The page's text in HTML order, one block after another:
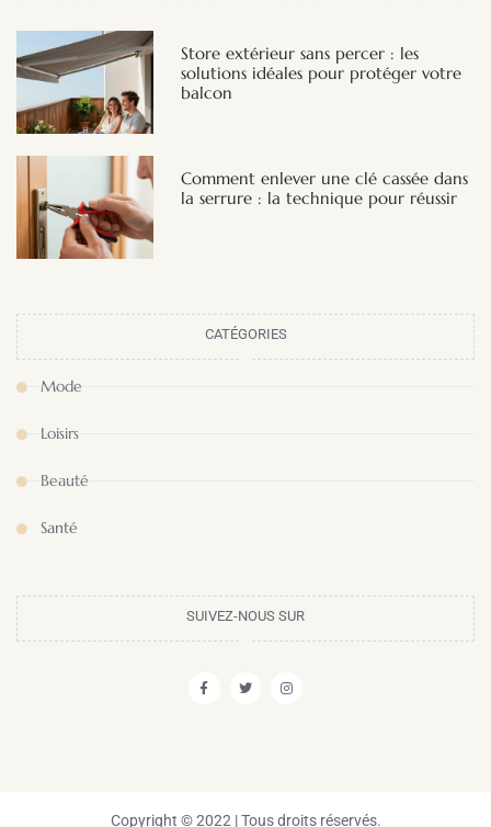
Store extérieur sans percer : les
solutions idéales pour protéger votre
balcon
Comment enlever une clé cassée dans
la serrure : la technique pour réussir
CATÉGORIES
Mode
Loisirs
Beauté
Santé
SUIVEZ-NOUS SUR
Copyright © 2022 | Tous droits réservés.